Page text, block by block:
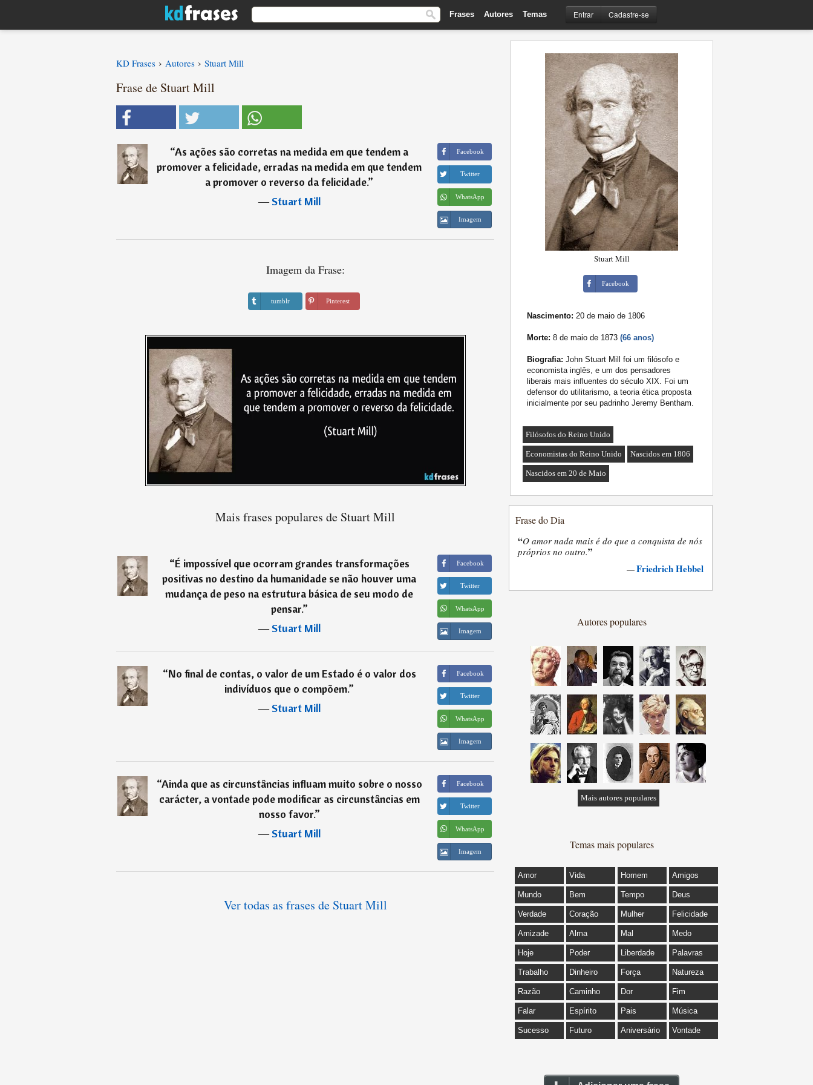
Frases Autores Temas Entrar Cadastre-se
KD Frases › Autores › Stuart Mill
Frase de Stuart Mill
“As ações são corretas na medida em que tendem a
promover a felicidade, erradas na medida em que tendem
a promover o reverso da felicidade.”
―Stuart Mill
Facebook
Twitter
WhatsApp
Imagem
Imagem da Frase:
tumblr Pinterest
Mais frases populares de Stuart Mill
“É impossível que ocorram grandes transformações
positivas no destino da humanidade se não houver uma
mudança de peso na estrutura básica de seu modo de
pensar.”
―Stuart Mill
Facebook
Twitter
WhatsApp
Imagem
“No final de contas, o valor de um Estado é o valor dos
indivíduos que o compõem.”
―Stuart Mill
Facebook
Twitter
WhatsApp
Imagem
“Ainda que as circunstâncias influam muito sobre o nosso
carácter, a vontade pode modificar as circunstâncias em
nosso favor.”
―Stuart Mill
Facebook
Twitter
WhatsApp
Imagem
Ver todas as frases de Stuart Mill
Stuart Mill
Facebook
Nascimento: 20 de maio de 1806
Morte: 8 de maio de 1873 (66 anos)
Biografia: John Stuart Mill foi um filósofo e
economista inglês, e um dos pensadores
liberais mais influentes do século XIX. Foi um
defensor do utilitarismo, a teoria ética proposta
inicialmente por seu padrinho Jeremy Bentham.
Filósofos do Reino Unido
Economistas do Reino Unido Nascidos em 1806
Nascidos em 20 de Maio
Frase do Dia
“O amor nada mais é do que a conquista de nós
próprios no outro.”
—Friedrich Hebbel
Autores populares
Mais autores populares
Temas mais populares
Amor Vida Homem Amigos
Mundo Bem Tempo Deus
Verdade Coração Mulher Felicidade
Amizade Alma Mal Medo
Hoje Poder Liberdade Palavras
Trabalho Dinheiro Força Natureza
Razão Caminho Dor Fim
Falar Espírito Pais Música
Sucesso Futuro Aniversário Vontade